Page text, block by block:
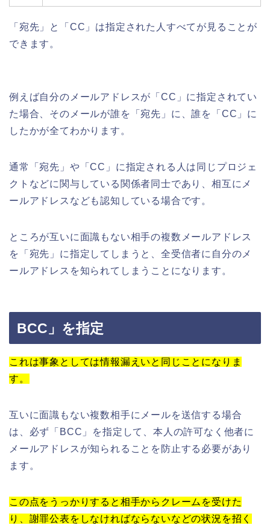
「宛先」と「 CC 」は指定された人すべてが見ることが
できます。
例えば自分のメールアドレスが「CC 」に指定されてい
た場合、そのメールが誰を「宛先」に、誰を「 CC 」に
したかが全てわかります。
通常「宛先」や「CC 」に指定される人は同じプロジェ
クトなどに関与している関係者同士であり、相互にメ
ールアドレスなども認知している場合です。
ところが互いに面識もない相手の複数メールアドレス
を「宛先」に指定してしまうと、全受信者に自分のメ
ールアドレスを知られてしまうことになります。
BCC 」を指定
これは事象としては情報漏えいと同じことになりま
す。
互いに面識もない複数相手にメールを送信する場合
は、必ず「 BCC 」を指定して、本人の許可なく他者に
メールアドレスが知られることを防止する必要があり
ます。
この点をうっかりすると相手からクレームを受けた
り、謝罪公表をしなければならないなどの状況を招く